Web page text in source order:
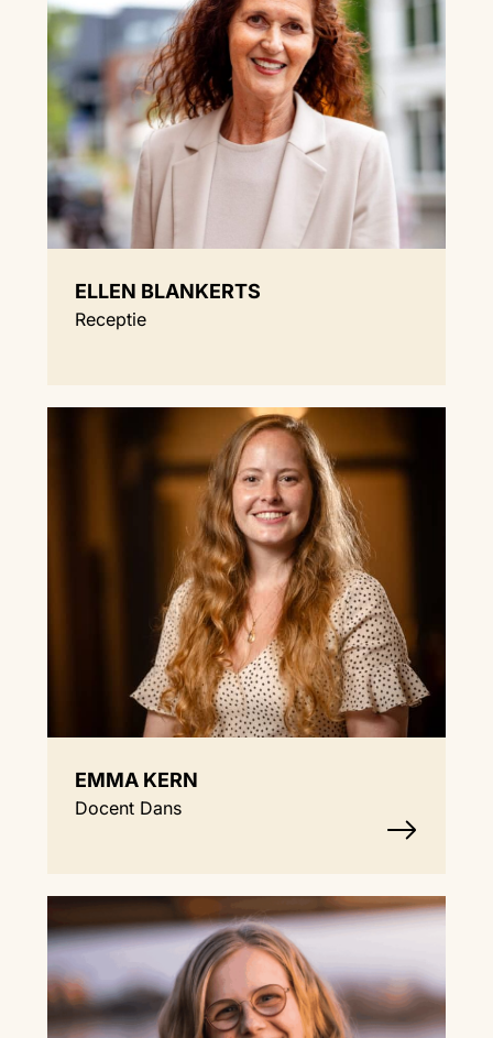
ELLEN BLANKERTS
Receptie
EMMA KERN
Docent Dans